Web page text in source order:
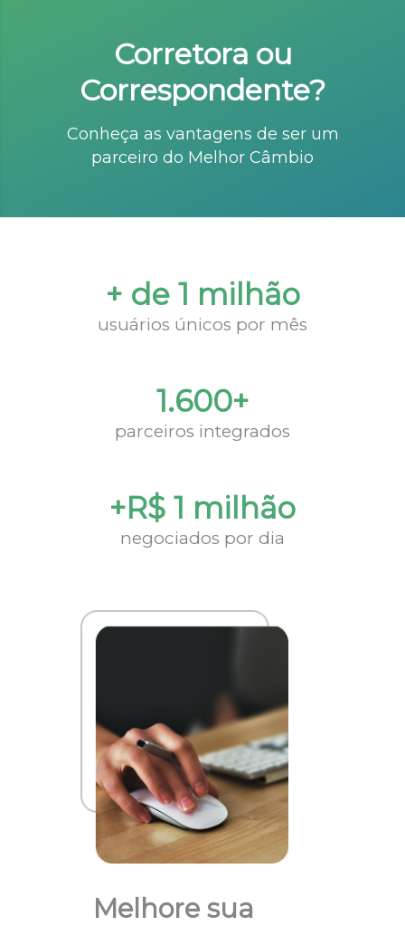
Corretora ou
Correspondente?
Conheça as vantagens de ser um
parceiro do Melhor Câmbio
+ de 1 milhão
usuários únicos por mês
1.600+
parceiros integrados
+R$ 1 milhão
negociados por dia
Melhore sua